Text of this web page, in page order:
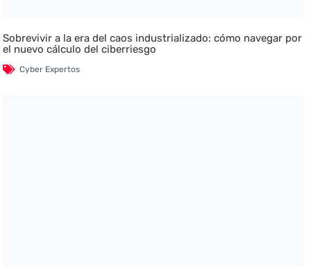
Sobrevivir a la era del caos industrializado: cómo navegar por
el nuevo cálculo del ciberriesgo
Cyber Expertos